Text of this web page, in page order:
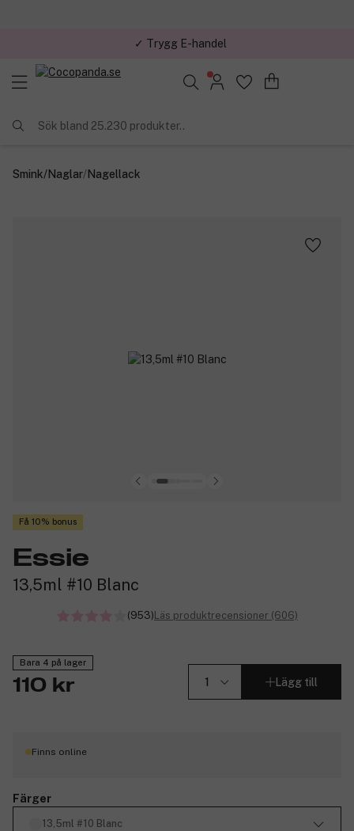
✓ Trygg E-handel
Sök bland 25.230 produkter..
Smink/Naglar/Nagellack
Få 10% bonus
Essie
13,5ml #10 Blanc
(953)Läs produktrecensioner (606)
Bara 4 på lager
110 kr Lägg till
Finns online
Färger
13,5ml #10 Blanc